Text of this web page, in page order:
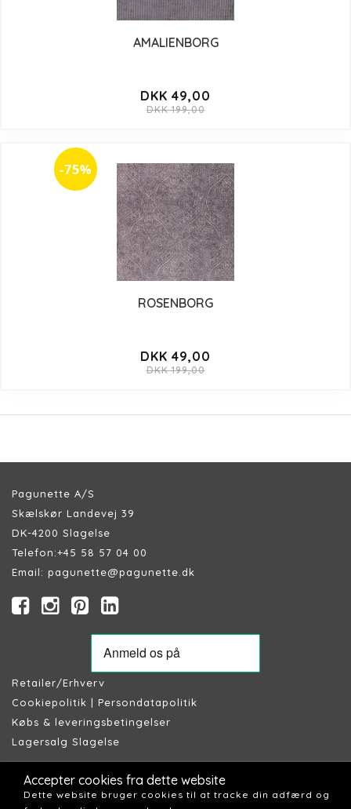
AMALIENBORG
DKK 49,00
DKK 199,00
-75%
ROSENBORG
DKK 49,00
DKK 199,00
Pagunette A/S
Skælskør Landevej 39
DK-4200 Slagelse
Telefon:+45 58 57 04 00
Email: pagunette@pagunette.dk
Retailer/Erhverv
Cookiepolitik | Persondatapolitik
Købs & leveringsbetingelser
Lagersalg Slagelse
Accepter cookies fra dette website
Dette website bruger cookies til at tracke din adfærd og